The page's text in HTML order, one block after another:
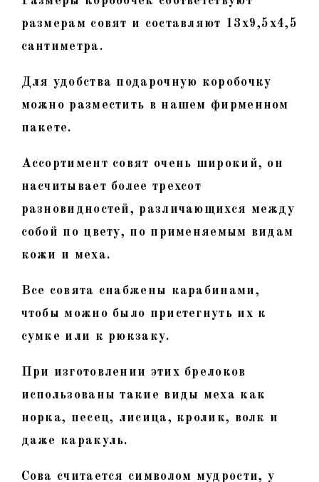
размерам совят и составляют 13х9,5х4,5
сантиметра.
Для удобства подарочную коробочку
можно разместить в нашем фирменном
пакете.
Ассортимент совят очень широкий, он
насчитывает более трехсот
разновидностей, различающихся между
собой по цвету, по применяемым видам
кожи и меха.
Все совята снабжены карабинами,
чтобы можно было пристегнуть их к
сумке или к рюкзаку.
При изготовлении этих брелоков
использованы такие виды меха как
норка, песец, лисица, кролик, волк и
даже каракуль.
Сова считается символом мудрости, у